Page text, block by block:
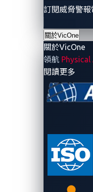
訂閱威脅警報
關於VicOne
關於VicOne
領航 Physical
閱讀更多
全防護
在日新月異的網路安
善的網路安全防護解
汽車製造商和系統供
案，從設計、軟體更
網路安全防護，結合
路安全威脅情報，涵
個方面來保障
車輛安全運營中心可
並不斷加強對車輛的保
VicOne的 xNexus
延伸式偵測及回應)平